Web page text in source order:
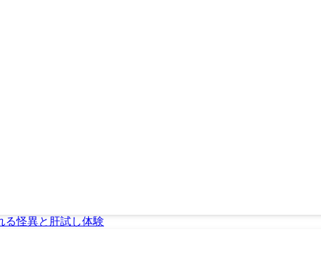
る怪異と肝試し体験